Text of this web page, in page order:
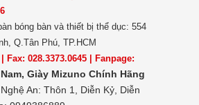
bóng bàn và thiết bị thể dục: 554
Q.Tân Phú, TP.HCM
Fax: 028.3373.0645 | Fanpage:
Giày Mizuno Chính Hãng
An: Thôn 1, Diễn Kỷ, Diễn